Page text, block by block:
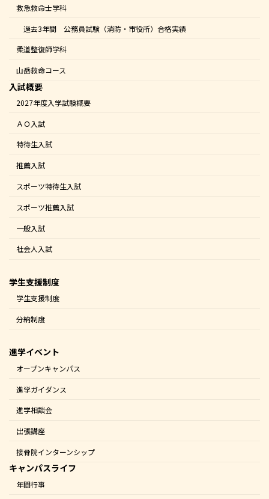
救急救命士学科
過去3年間 公務員試験（消防・市役所）合格実績
柔道整復師学科
山岳救命コース
入試概要
2027年度入学試験概要
ＡＯ入試
特待生入試
推薦入試
スポーツ特待生入試
スポーツ推薦入試
一般入試
社会人入試
学生支援制度
学生支援制度
分納制度
進学イベント
オープンキャンパス
進学ガイダンス
進学相談会
出張講座
接骨院インターンシップ
キャンパスライフ
年間行事